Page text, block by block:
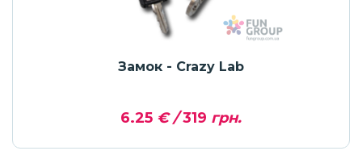
Замок - Crazy Lab
6.25 € /319 грн.